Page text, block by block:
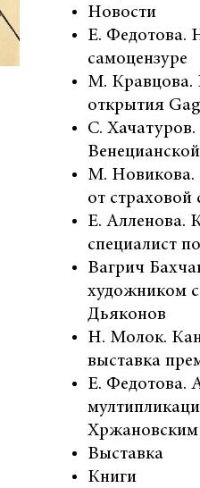
Новости
Е. Федотова.
самоцензуре
М. Кравцова.
открытия
С.
М. Новикова.
от страховой
Е. Алленова.
специалист
Вагрич
художником
Дьяконов
Н. Молок.
выставка
Е. Федотова.
Выставка
Книги